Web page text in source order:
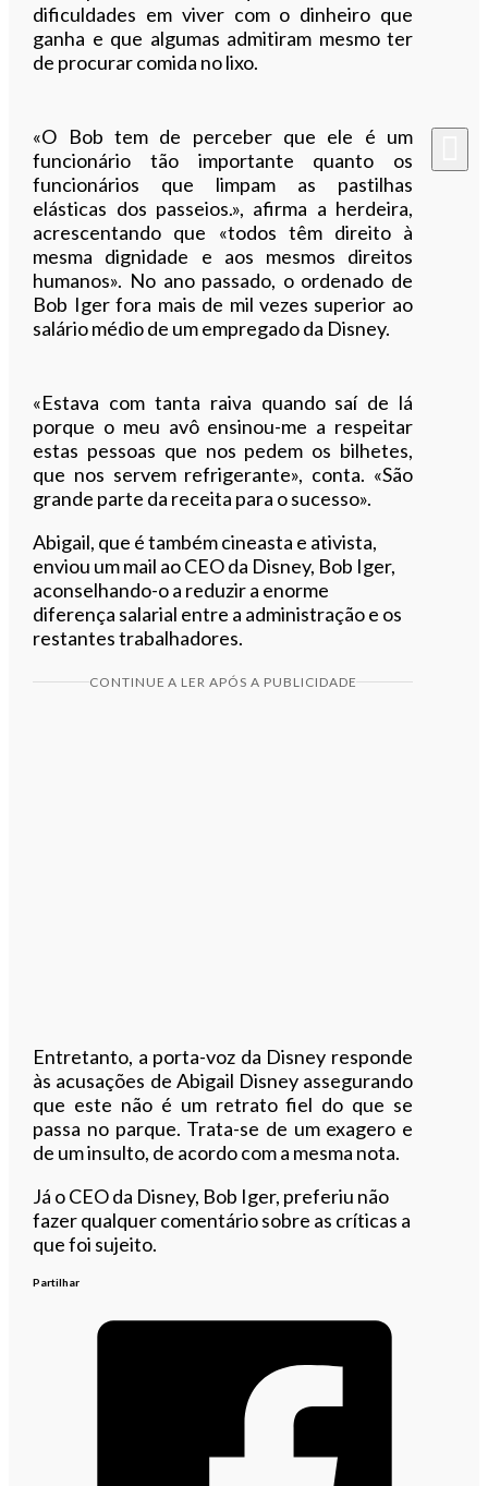
dificuldades em viver com o dinheiro que
ganha e que algumas admitiram mesmo ter
de procurar comida no lixo.
«O Bob tem de perceber que ele é um
funcionário tão importante quanto os
funcionários que limpam as pastilhas
elásticas dos passeios.», afirma a herdeira,
acrescentando que «todos têm direito à
mesma dignidade e aos mesmos direitos
humanos». No ano passado, o ordenado de
Bob Iger fora mais de mil vezes superior ao
salário médio de um empregado da Disney.
«Estava com tanta raiva quando saí de lá
porque o meu avô ensinou-me a respeitar
estas pessoas que nos pedem os bilhetes,
que nos servem refrigerante», conta. «São
grande parte da receita para o sucesso».
Abigail, que é também cineasta e ativista,
enviou um mail ao CEO da Disney, Bob Iger,
aconselhando-o a reduzir a enorme
diferença salarial entre a administração e os
restantes trabalhadores.
CONTINUE A LER APÓS A PUBLICIDADE
Entretanto, a porta-voz da Disney responde
às acusações de Abigail Disney assegurando
que este não é um retrato fiel do que se
passa no parque. Trata-se de um exagero e
de um insulto, de acordo com a mesma nota.
Já o CEO da Disney, Bob Iger, preferiu não
fazer qualquer comentário sobre as críticas a
que foi sujeito.
Partilhar